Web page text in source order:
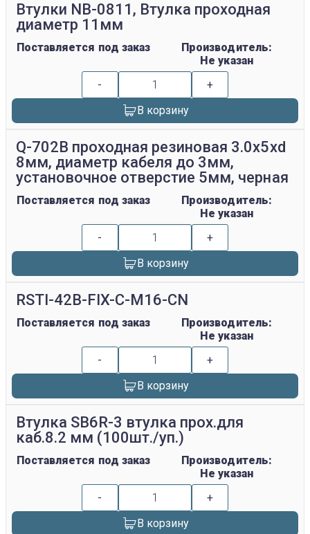
Втулки NB-0811, Втулка проходная
диаметр 11мм
Поставляется под заказ
Производитель:
Не указан
-
+
В корзину
Q-702B проходная резиновая 3.0x5xd
8мм, диаметр кабеля до 3мм,
установочное отверстие 5мм, черная
Поставляется под заказ
Производитель:
Не указан
-
+
В корзину
RSTI-42B-FIX-C-M16-CN
Поставляется под заказ
Производитель:
Не указан
-
+
В корзину
Втулка SB6R-3 втулка прох.для
каб.8.2 мм (100шт./уп.)
Поставляется под заказ
Производитель:
Не указан
-
+
В корзину